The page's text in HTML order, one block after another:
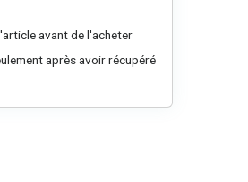
avant de l'acheter
après avoir récupéré